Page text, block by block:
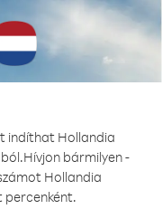
indíthat Hollandia
Hívjon bármilyen -
Hollandia
percenként.